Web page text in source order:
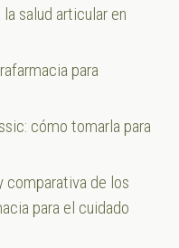
salud articular en
para
cómo tomarla para
comparativa de los
para el cuidado